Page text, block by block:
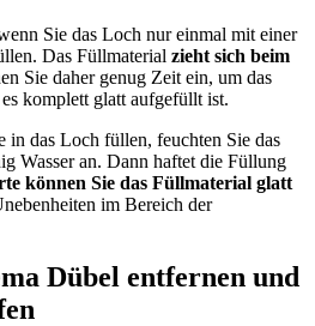
Sie das Loch nur einmal mit einer
Das Füllmaterial zieht sich beim
Sie daher genug Zeit ein, um das
komplett glatt aufgefüllt ist.
in das Loch füllen, feuchten Sie das
Wasser an. Dann haftet die Füllung
können Sie das Füllmaterial glatt
im Bereich der
Dübel entfernen und